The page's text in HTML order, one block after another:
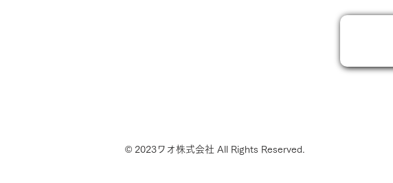
© 2023 ワオ株式会社 All Rights Reserved.